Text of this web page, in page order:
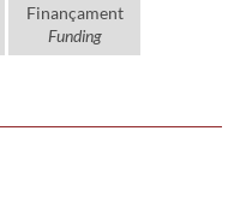
Finançament
Funding